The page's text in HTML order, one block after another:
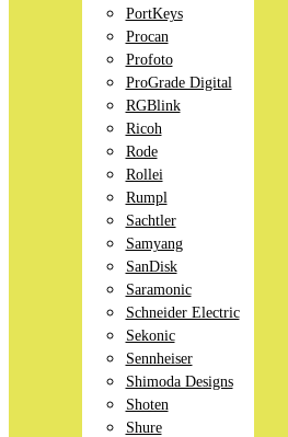
PortKeys
Procan
Profoto
ProGrade Digital
RGBlink
Ricoh
Rode
Rollei
Rumpl
Sachtler
Samyang
SanDisk
Saramonic
Schneider Electric
Sekonic
Sennheiser
Shimoda Designs
Shoten
Shure